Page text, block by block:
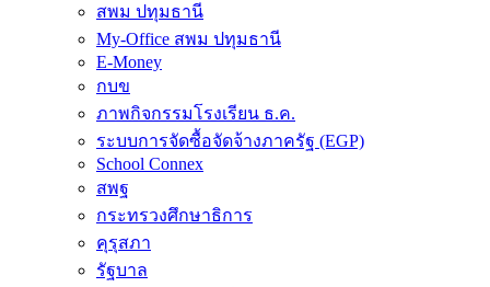
สพม ปทุมธานี
My-Office สพม ปทุมธานี
E-Money
กบข
ภาพกิจกรรมโรงเรียน ธ.ค.
ระบบการจัดซื้อจัดจ้างภาครัฐ (EGP)
School Connex
สพฐ
กระทรวงศึกษาธิการ
คุรุสภา
รัฐบาล